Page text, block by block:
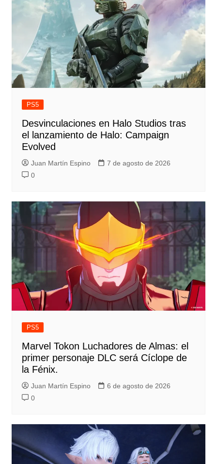
PS5
Desvinculaciones en Halo Studios tras
el lanzamiento de Halo: Campaign
Evolved
Juan Martín Espino
7 de agosto de 2026
0
PS5
Marvel Tokon Luchadores de Almas: el
primer personaje DLC será Cíclope de
la Fénix.
Juan Martín Espino
6 de agosto de 2026
0